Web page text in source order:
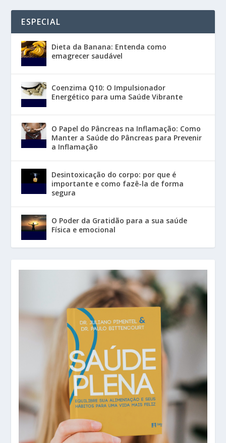
ESPECIAL
Dieta da Banana: Entenda como
emagrecer saudável
Coenzima Q10: O Impulsionador
Energético para uma Saúde Vibrante
O Papel do Pâncreas na Inflamação: Como
Manter a Saúde do Pâncreas para Prevenir
a Inflamação
Desintoxicação do corpo: por que é
importante e como fazê-la de forma
segura
O Poder da Gratidão para a sua saúde
Física e emocional